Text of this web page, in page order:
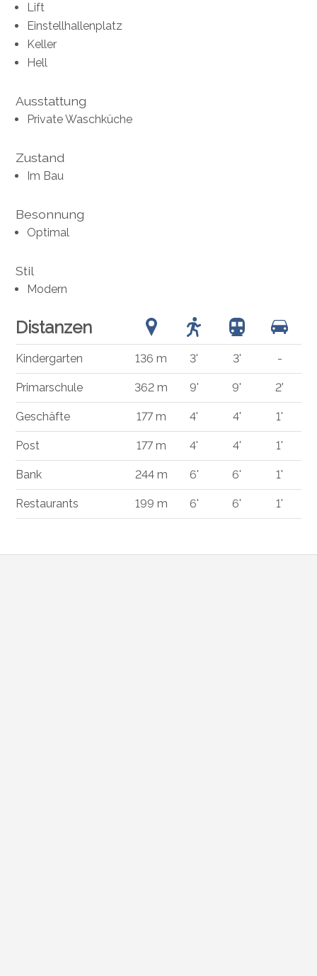
Lift
Einstellhallenplatz
Keller
Hell
Ausstattung
Private Waschküche
Zustand
Im Bau
Besonnung
Optimal
Stil
Modern
Distanzen
Kindergarten 136 m 3' 3' -
Primarschule 362 m 9' 9' 2'
Geschäfte 177 m 4' 4' 1'
Post 177 m 4' 4' 1'
Bank 244 m 6' 6' 1'
Restaurants 199 m 6' 6' 1'